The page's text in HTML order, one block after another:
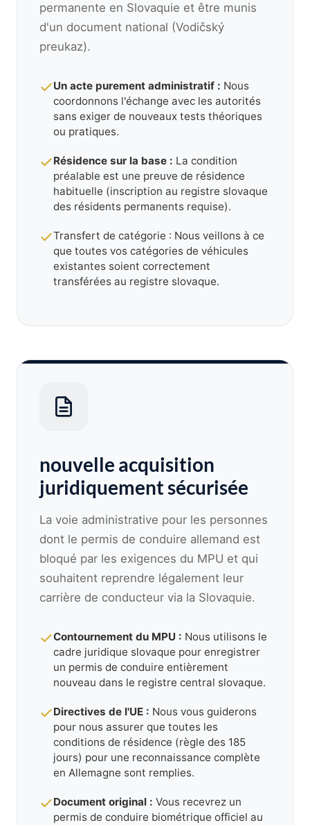
permanente en Slovaquie et être munis
d'un document national (Vodičský
preukaz).
Un acte purement administratif : Nous
coordonnons l'échange avec les autorités
sans exiger de nouveaux tests théoriques
ou pratiques.
Résidence sur la base : La condition
préalable est une preuve de résidence
habituelle (inscription au registre slovaque
des résidents permanents requise).
Transfert de catégorie : Nous veillons à ce
que toutes vos catégories de véhicules
existantes soient correctement
transférées au registre slovaque.
nouvelle acquisition
juridiquement sécurisée
La voie administrative pour les personnes
dont le permis de conduire allemand est
bloqué par les exigences du MPU et qui
souhaitent reprendre légalement leur
carrière de conducteur via la Slovaquie.
Contournement du MPU : Nous utilisons le
cadre juridique slovaque pour enregistrer
un permis de conduire entièrement
nouveau dans le registre central slovaque.
Directives de l'UE : Nous vous guiderons
pour nous assurer que toutes les
conditions de résidence (règle des 185
jours) pour une reconnaissance complète
en Allemagne sont remplies.
Document original : Vous recevrez un
permis de conduire biométrique officiel au